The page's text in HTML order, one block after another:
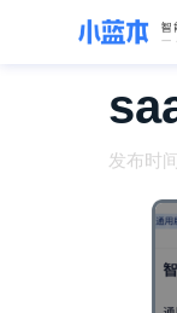
发布时